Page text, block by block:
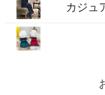
カジュ